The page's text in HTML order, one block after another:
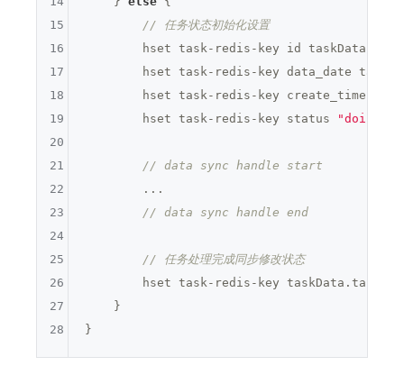
// 任务状态初始化设置
        hset task-redis-key id taskData.id
hset task-redis-key data_date
hset task-redis-key create_time
        hset task-redis-key status
"doing"
// data sync handle start
        ...
// data sync handle end
// 任务处理完成同步修改状态
hset task-redis-key
    }
15
16
17
18
19
20
21
22
23
24
25
26
27
28